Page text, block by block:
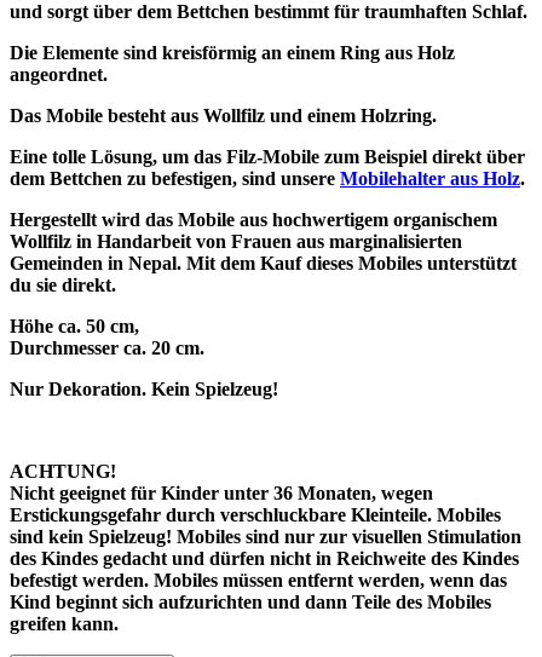
und sorgt über dem Bettchen bestimmt für traumhaften Schlaf.
Die Elemente sind kreisförmig an einem Ring aus Holz
angeordnet.
Das Mobile besteht aus Wollfilz und einem Holzring.
Eine tolle Lösung, um das Filz-Mobile zum Beispiel direkt über
dem Bettchen zu befestigen, sind unsere Mobilehalter aus Holz.
Hergestellt wird das Mobile aus hochwertigem organischem
Wollfilz in Handarbeit von Frauen aus marginalisierten
Gemeinden in Nepal. Mit dem Kauf dieses Mobiles unterstützt
du sie direkt.
Höhe ca. 50 cm,
Durchmesser ca. 20 cm.
Nur Dekoration. Kein Spielzeug!
ACHTUNG!
Nicht geeignet für Kinder unter 36 Monaten, wegen
Erstickungsgefahr durch verschluckbare Kleinteile. Mobiles
sind kein Spielzeug! Mobiles sind nur zur visuellen Stimulation
des Kindes gedacht und dürfen nicht in Reichweite des Kindes
befestigt werden. Mobiles müssen entfernt werden, wenn das
Kind beginnt sich aufzurichten und dann Teile des Mobiles
greifen kann.